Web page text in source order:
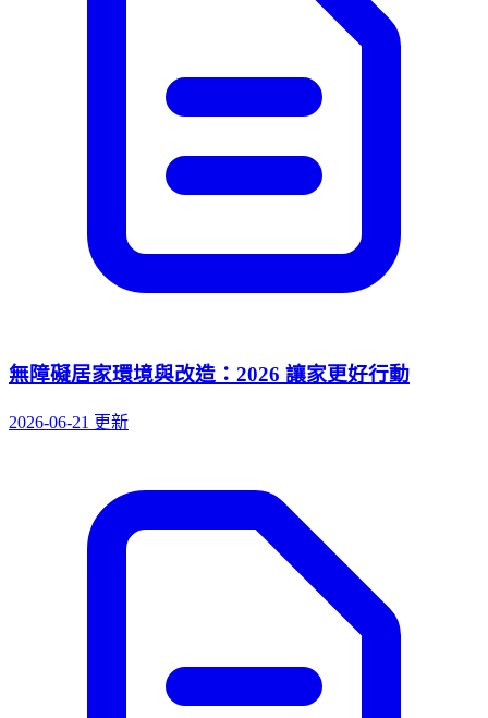
無障礙居家環境與改造：2026 讓家更好行動
2026-06-21 更新